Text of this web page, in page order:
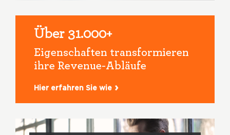
Über 31.000+
Eigenschaften transformieren
ihre Revenue-Abläufe
Hier erfahren Sie wie